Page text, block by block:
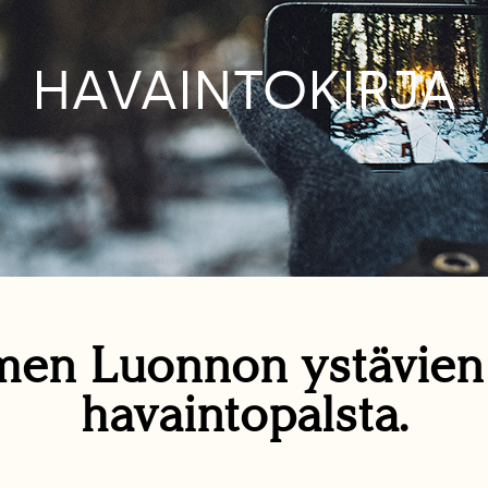
HAVAINTOKIRJA
Luonnon
havaintopalsta.